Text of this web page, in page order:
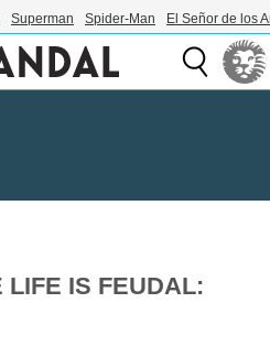
Superman Spider-Man El Señor de los
LIFE IS FEUDAL: